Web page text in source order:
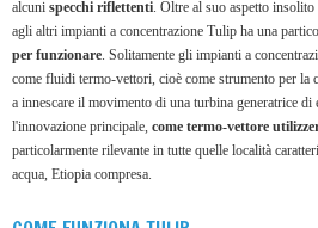
alcuni specchi riflettenti. Oltre al suo aspetto insolito
agli altri impianti a concentrazione Tulip ha una
per funzionare. Solitamente gli impianti a
come fluidi termo-vettori, cioè come strumento per la
a innescare il movimento di una turbina generatrice di
l'innovazione principale, come termo-vettore
particolarmente rilevante in tutte quelle località
acqua, Etiopia compresa.